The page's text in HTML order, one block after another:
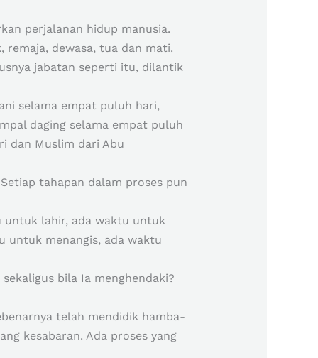
perjalanan hidup manusia.
remaja, dewasa, tua dan mati.
jabatan seperti itu, dilantik
selama empat puluh hari,
daging selama empat puluh
dan Muslim dari Abu
tahapan dalam proses pun
untuk lahir, ada waktu untuk
untuk menangis, ada waktu
bila Ia menghendaki?
telah mendidik hamba-
kesabaran. Ada proses yang